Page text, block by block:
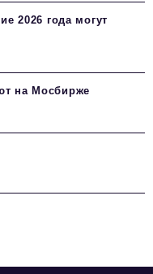
2026 года могут
на Мосбирже